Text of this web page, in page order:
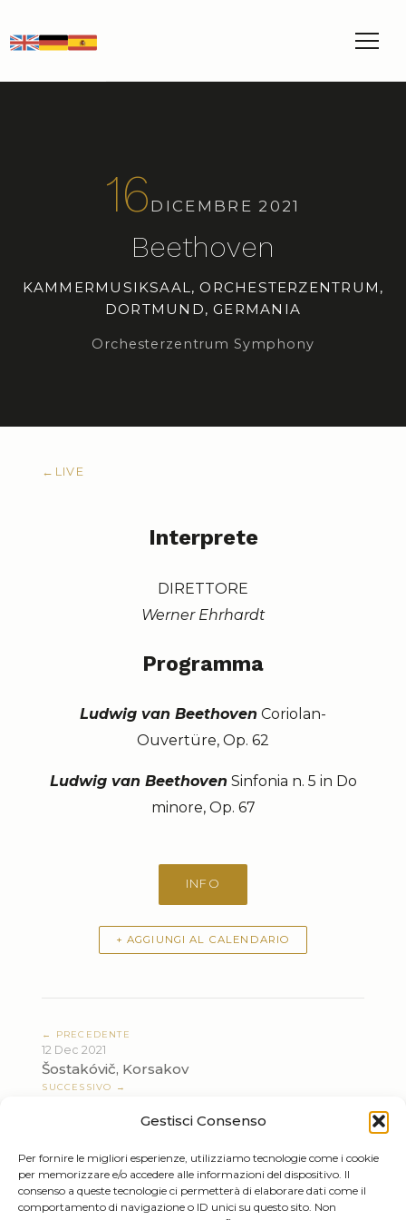
Gestisci Consenso
Per fornire le migliori esperienze, utilizziamo tecnologie come i cookie
per memorizzare e/o accedere alle informazioni del dispositivo. Il
consenso a queste tecnologie ci permetterà di elaborare dati come il
comportamento di navigazione o ID unici su questo sito. Non
EN DE ES
16 DICEMBRE 2021
Beethoven
KAMMERMUSIKSAAL, ORCHESTERZENTRUM,
DORTMUND, GERMANIA
Orchesterzentrum Symphony
← LIVE
Interprete
DIRETTORE
Werner Ehrhardt
Programma
Ludwig van Beethoven Coriolan-
Ouvertüre, Op. 62
Ludwig van Beethoven Sinfonia n. 5 in Do
minore, Op. 67
INFO
+ AGGIUNGI AL CALENDARIO
← PRECEDENTE
12 Dec 2021
Šostakóvič, Korsakov
SUCCESSIVO →
Concerto di Capodanno